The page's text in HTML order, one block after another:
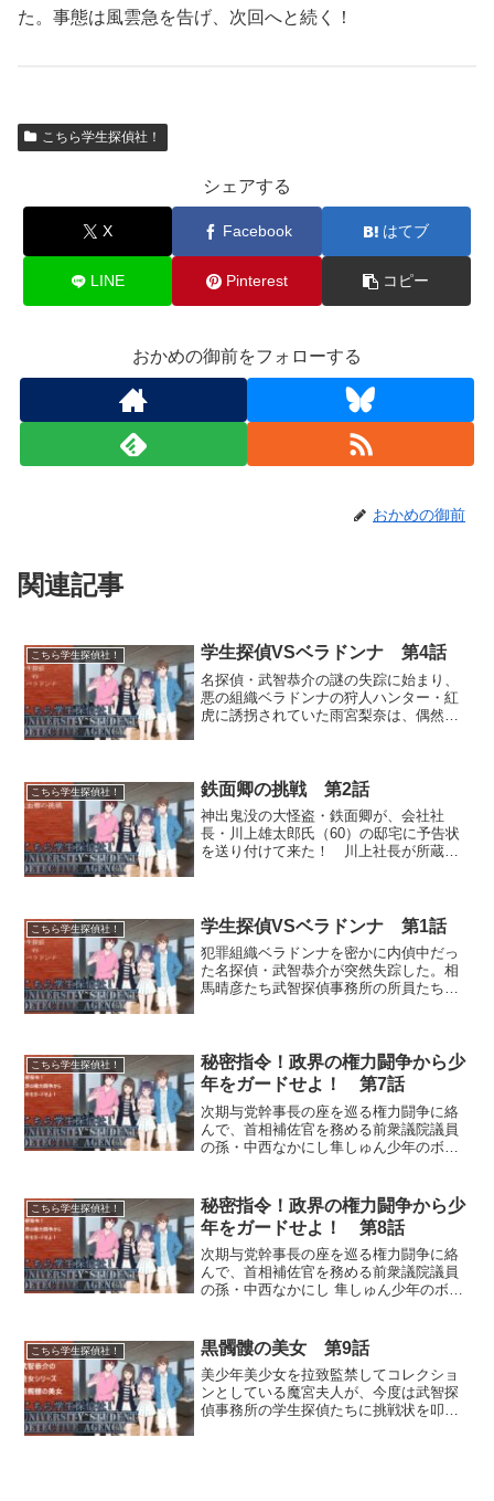
た。事態は風雲急を告げ、次回へと続く！
こちら学生探偵社！
シェアする
X Facebook はてブ
LINE Pinterest コピー
おかめの御前をフォローする
おかめの御前
関連記事
こちら学生探偵社！ 学生探偵VSベラドンナ 第4話
名探偵・武智恭介の謎の失踪に始まり、
悪の組織ベラドンナの狩人ハンター・紅
虎に誘拐されていた雨宮梨奈は、偶然監
よって再捕獲されてし...
こちら学生探偵社！ 鉄面卿の挑戦 第2話
神出鬼没の大怪盗・鉄面卿が、会社社
長・川上雄太郎氏（60）の邸宅に予告状
を送り付けて来た！ 川上社長が所蔵す
咲間警視から出動要請を受け...
こちら学生探偵社！ 学生探偵VSベラドンナ 第1話
犯罪組織ベラドンナを密かに内偵中だっ
た名探偵・武智恭介が突然失踪した。相
馬晴彦たち武智探偵事務所の所員たちが
に潜ったものと推測。武智...
こちら学生探偵社！
秘密指令！政界の権力闘争から少
年をガードせよ！ 第7話
次期与党幹事長の座を巡る権力闘争に絡
んで、首相補佐官を務める前衆議院議員
の孫・中西なかにし隼しゅん少年のボデ
不破詩織のコンビが、隼の身辺警護を担
当することに。だがその隼...
こちら学生探偵社！
秘密指令！政界の権力闘争から少
年をガードせよ！ 第8話
次期与党幹事長の座を巡る権力闘争に絡
んで、首相補佐官を務める前衆議院議員
の孫・中西なかにし 隼しゅん少年のボデ
不破詩織のコンビが、隼の身辺警護を担
当することに。だがその...
こちら学生探偵社！ 黒髑髏の美女 第9話
美少年美少女を拉致監禁してコレクショ
ンとしている魔宮夫人が、今度は武智探
偵事務所の学生探偵たちに挑戦状を叩き